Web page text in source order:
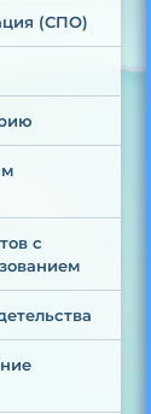
(СПО)
с